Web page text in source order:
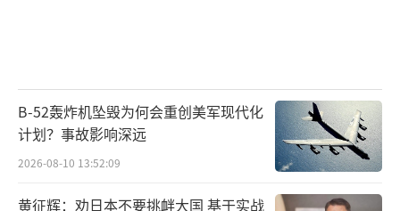
B-52轰炸机坠毁为何会重创美军现代化
计划？事故影响深远
2026-08-10 13:52:09
黄征辉：劝日本不要挑衅大国 基于实战